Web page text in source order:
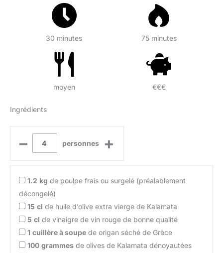
30 minutes 75 minutes
moyen €€€
Ingrédients
– personnes +
1.2 kg de poulpe frais ou surgelé (préalablement
décongelé)
15 cl de huile d’olive extra vierge de Kalamata
5 cl de vinaigre de vin rouge de bonne qualité
1 cuillère à soupe de origan séché de Grèce
100 grammes de olives de Kalamata dénoyautées